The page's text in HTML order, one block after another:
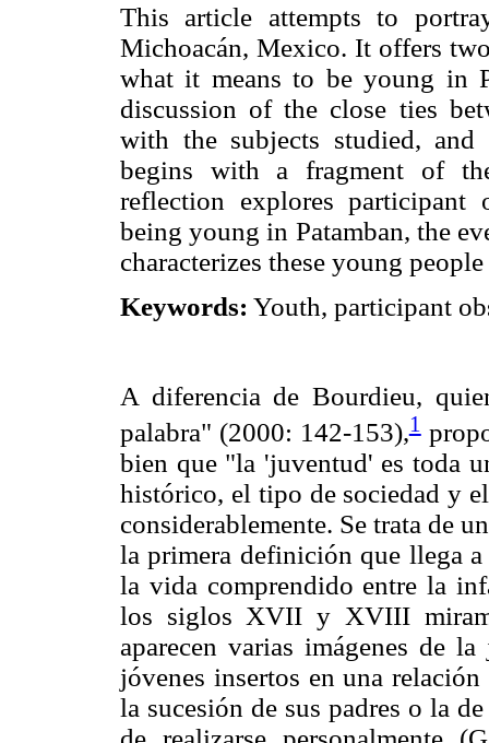
This article attempts to
Michoacán, Mexico. It offers
what it means to be young in
discussion of the close ties
with the subjects studied, and
begins with a fragment of
reflection explores
being young in Patamban, the
characterizes these young
Keywords: Youth, participant
A diferencia de Bourdieu,
palabra" (2000: 142-153),1
bien que "la 'juventud' es toda
histórico, el tipo de sociedad y
considerablemente. Se trata de
la primera definición que llega
la vida comprendido entre la
los siglos XVII y XVIII
aparecen varias imágenes de
jóvenes insertos en una
la sucesión de sus padres o la